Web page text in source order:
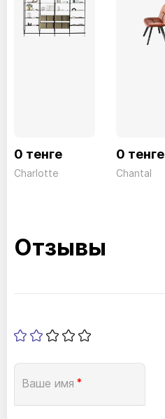
0 тенге
Charlotte
0 тенге
Chantal
Отзывы
Ваше имя *